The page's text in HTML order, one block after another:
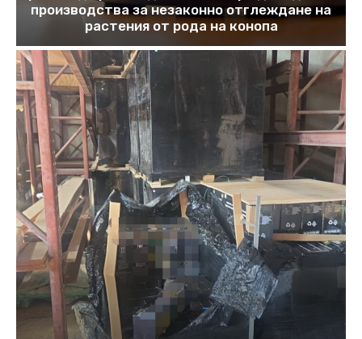
производства за незаконно отглеждане на
растения от рода на конопа